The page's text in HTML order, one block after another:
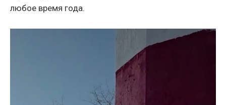
любое время года.